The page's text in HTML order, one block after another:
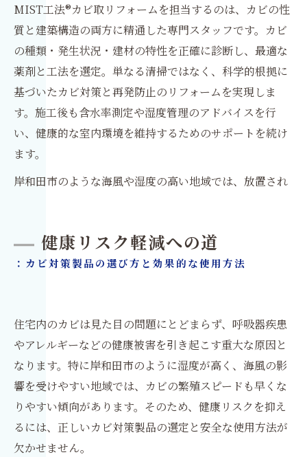
MIST工法®カビ取リフォームを担当するのは、カビの性
質と建築構造の両方に精通した専門スタッフです。カビ
の種類・発生状況・建材の特性を正確に診断し、最適な
薬剤と工法を選定。単なる清掃ではなく、科学的根拠に
基づいたカビ対策と再発防止のリフォームを実現しま
す。施工後も含水率測定や湿度管理のアドバイスを行
い、健康的な室内環境を維持するためのサポートを続け
ます。
岸和田市のような海風や湿度の高い地域では、放置され
健康リスク軽減への道
：カビ対策製品の選び方と効果的な使用方法
住宅内のカビは見た目の問題にとどまらず、呼吸器疾患
やアレルギーなどの健康被害を引き起こす重大な原因と
なります。特に岸和田市のように湿度が高く、海風の影
響を受けやすい地域では、カビの繁殖スピードも早くな
りやすい傾向があります。そのため、健康リスクを抑え
るには、正しいカビ対策製品の選定と安全な使用方法が
欠かせません。